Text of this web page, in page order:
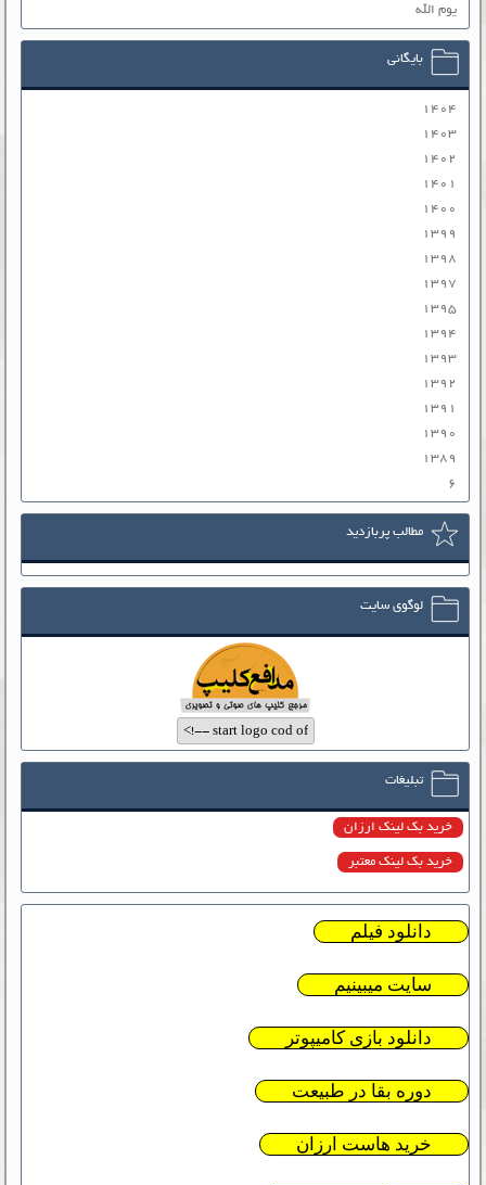
یوم الله
بایگانی
۱۴۰۴
۱۴۰۳
۱۴۰۲
۱۴۰۱
۱۴۰۰
۱۳۹۹
۱۳۹۸
۱۳۹۷
۱۳۹۵
۱۳۹۴
۱۳۹۳
۱۳۹۲
۱۳۹۱
۱۳۹۰
۱۳۸۹
۶
مطالب پربازدید
لوگوی سایت
تبلیغات
خرید بک لینک ارزان
خرید بک لینک معتبر
دانلود فیلم
سایت میبینیم
دانلود بازی کامیپوتر
دوره بقا در طبیعت
خرید هاست ارزان